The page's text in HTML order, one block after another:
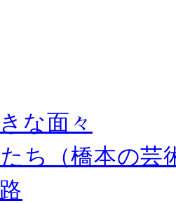
な面々
ち（橋本の芸